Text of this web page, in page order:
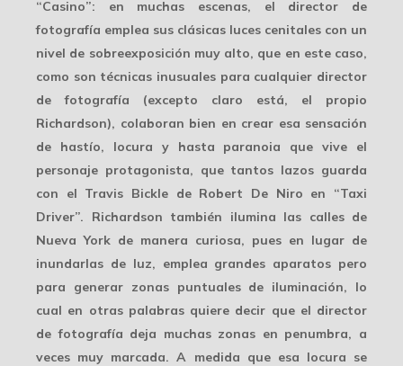
“Casino”: en muchas escenas, el director de
fotografía emplea sus clásicas luces cenitales con un
nivel de sobreexposición muy alto, que en este caso,
como son técnicas inusuales para cualquier director
de fotografía (excepto claro está, el propio
Richardson), colaboran bien en crear esa sensación
de hastío, locura y hasta paranoia que vive el
personaje protagonista, que tantos lazos guarda
con el Travis Bickle de Robert De Niro en “Taxi
Driver”. Richardson también ilumina las calles de
Nueva York de manera curiosa, pues en lugar de
inundarlas de luz, emplea grandes aparatos pero
para generar zonas puntuales de iluminación, lo
cual en otras palabras quiere decir que el director
de fotografía deja muchas zonas en penumbra, a
veces muy marcada. A medida que esa locura se